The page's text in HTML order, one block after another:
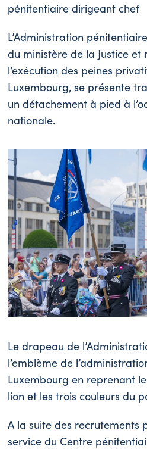
pénitentiaire dirigeant chef
L’Administration
du ministère de la Justice et
l’exécution des peines
Luxembourg, se présente
un détachement à pied à
nationale.
Le drapeau de
l’emblème de
Luxembourg en reprenant
lion et les trois couleurs du
A la suite des recrutements
service du Centre